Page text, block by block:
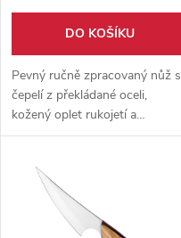
DO KOŠÍKU
Pevný ručně zpracovaný nůž s
čepelí z překládané oceli,
kožený oplet rukojetí a
pouzdrem. Elegantní a odolný